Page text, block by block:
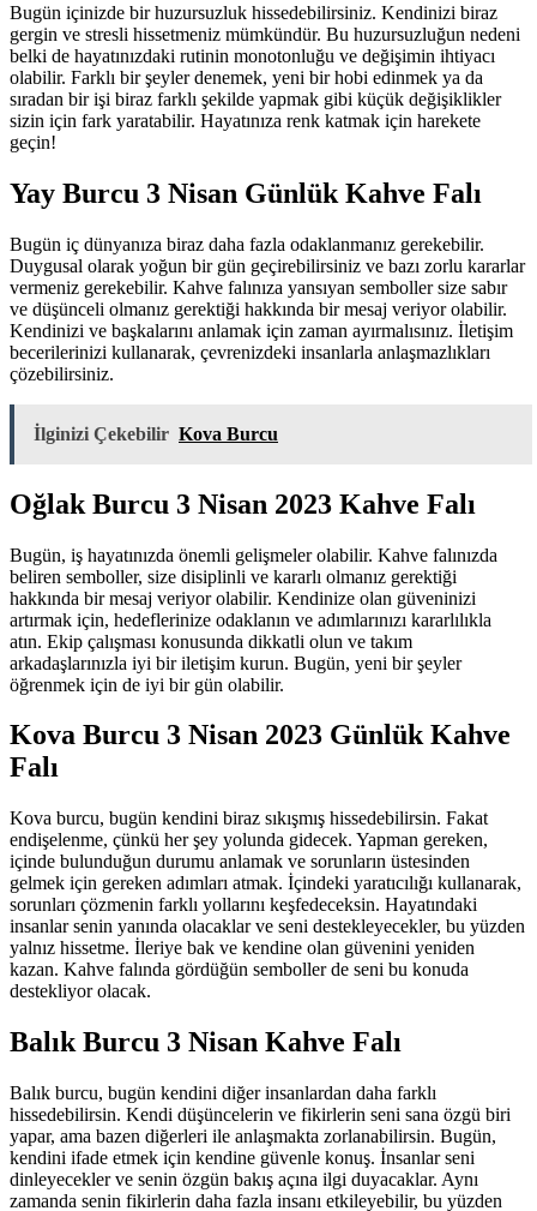
Bugün içinizde bir huzursuzluk hissedebilirsiniz. Kendinizi biraz
gergin ve stresli hissetmeniz mümkündür. Bu huzursuzluğun nedeni
belki de hayatınızdaki rutinin monotonluğu ve değişimin ihtiyacı
olabilir. Farklı bir şeyler denemek, yeni bir hobi edinmek ya da
sıradan bir işi biraz farklı şekilde yapmak gibi küçük değişiklikler
sizin için fark yaratabilir. Hayatınıza renk katmak için harekete
geçin!
Yay Burcu 3 Nisan Günlük Kahve Falı
Bugün iç dünyanıza biraz daha fazla odaklanmanız gerekebilir.
Duygusal olarak yoğun bir gün geçirebilirsiniz ve bazı zorlu kararlar
vermeniz gerekebilir. Kahve falınıza yansıyan semboller size sabır
ve düşünceli olmanız gerektiği hakkında bir mesaj veriyor olabilir.
Kendinizi ve başkalarını anlamak için zaman ayırmalısınız. İletişim
becerilerinizi kullanarak, çevrenizdeki insanlarla anlaşmazlıkları
çözebilirsiniz.
İlginizi Çekebilir Kova Burcu
Oğlak Burcu 3 Nisan 2023 Kahve Falı
Bugün, iş hayatınızda önemli gelişmeler olabilir. Kahve falınızda
beliren semboller, size disiplinli ve kararlı olmanız gerektiği
hakkında bir mesaj veriyor olabilir. Kendinize olan güveninizi
artırmak için, hedeflerinize odaklanın ve adımlarınızı kararlılıkla
atın. Ekip çalışması konusunda dikkatli olun ve takım
arkadaşlarınızla iyi bir iletişim kurun. Bugün, yeni bir şeyler
öğrenmek için de iyi bir gün olabilir.
Kova Burcu 3 Nisan 2023 Günlük Kahve
Falı
Kova burcu, bugün kendini biraz sıkışmış hissedebilirsin. Fakat
endişelenme, çünkü her şey yolunda gidecek. Yapman gereken,
içinde bulunduğun durumu anlamak ve sorunların üstesinden
gelmek için gereken adımları atmak. İçindeki yaratıcılığı kullanarak,
sorunları çözmenin farklı yollarını keşfedeceksin. Hayatındaki
insanlar senin yanında olacaklar ve seni destekleyecekler, bu yüzden
yalnız hissetme. İleriye bak ve kendine olan güvenini yeniden
kazan. Kahve falında gördüğün semboller de seni bu konuda
destekliyor olacak.
Balık Burcu 3 Nisan Kahve Falı
Balık burcu, bugün kendini diğer insanlardan daha farklı
hissedebilirsin. Kendi düşüncelerin ve fikirlerin seni sana özgü biri
yapar, ama bazen diğerleri ile anlaşmakta zorlanabilirsin. Bugün,
kendini ifade etmek için kendine güvenle konuş. İnsanlar seni
dinleyecekler ve senin özgün bakış açına ilgi duyacaklar. Aynı
zamanda senin fikirlerin daha fazla insanı etkileyebilir, bu yüzden